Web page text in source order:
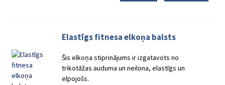
Elastīgs fitnesa elkoņa balsts
Šis elkoņa stiprinājums ir izgatavots no
trikotāžas auduma un neilona, ​​elastīgs un
elpojošs.